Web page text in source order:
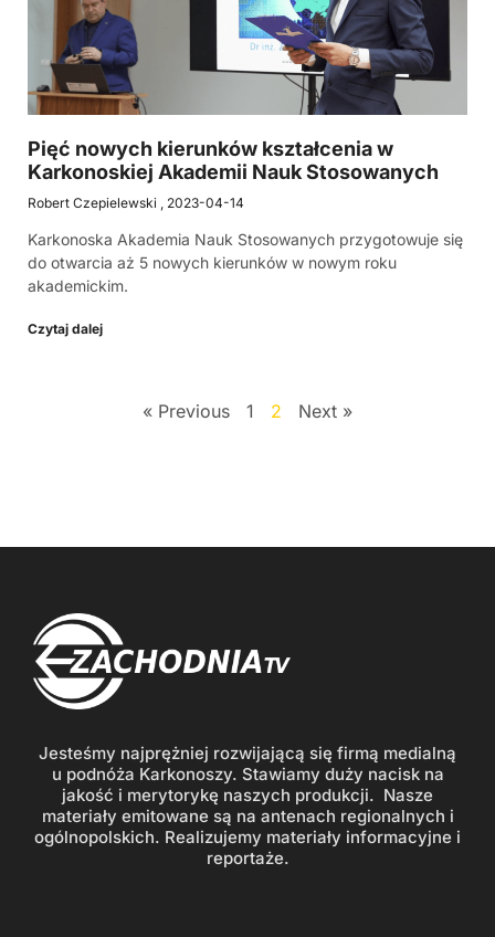
Pięć nowych kierunków kształcenia w
Karkonoskiej Akademii Nauk Stosowanych
Robert Czepielewski 2023-04-14
Karkonoska Akademia Nauk Stosowanych przygotowuje się
do otwarcia aż 5 nowych kierunków w nowym roku
akademickim.
Czytaj dalej
« Previous 1 2 Next »
Jesteśmy najprężniej rozwijającą się firmą medialną
u podnóża Karkonoszy. Stawiamy duży nacisk na
jakość i merytorykę naszych produkcji. Nasze
materiały emitowane są na antenach regionalnych i
ogólnopolskich. Realizujemy materiały informacyjne i
reportaże.